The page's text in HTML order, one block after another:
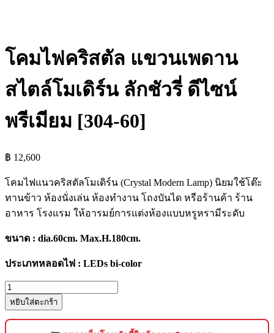
โคมไฟคริสตัล แขวนเพดาน
สไตล์โมเดิร์น ลักชัวรี่ ดีไซน์
พรีเมียม [304-60]
฿ 12,600
โคมไฟแนวคริสตัลโมเดิร์น (Crystal Modern Lamp) นิยมใช้โต๊ะ
ทานข้าว ห้องนั่งเล่น ห้องทำงาน โถงบันได หรือร้านค้า ร้าน
อาหาร โรงแรม ให้อารมย์การแต่งห้องแบบหรูหรามีระดับ
ขนาด : dia.60cm. Max.H.180cm.
ประเภทหลอดไฟ : LEDs bi-color
จำนวน
โคม
ไฟ
หยิบใส่ตะกร้า